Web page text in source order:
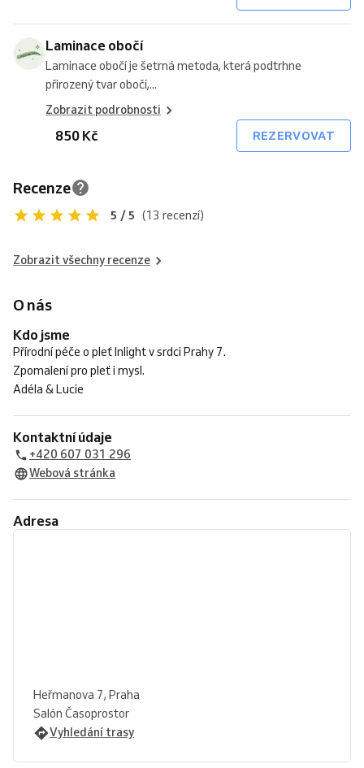
Laminace obočí
Laminace obočí je šetrná metoda, která podtrhne
přirozený tvar obočí,...
Zobrazit podrobnosti
850 Kč REZERVOVAT
Recenze
5 / 5 (13 recenzí)
Zobrazit všechny recenze
O nás
Kdo jsme
Přírodní péče o pleť Inlight v srdci Prahy 7.
Zpomalení pro pleť i mysl.
Adéla & Lucie
Kontaktní údaje
+420 607 031 296
Webová stránka
Adresa
Heřmanova 7, Praha
Salón Časoprostor
Vyhledání trasy